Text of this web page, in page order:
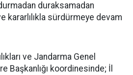
duraksamadan
kararlılıkla sürdürmeye devam
ve Jandarma Genel
Başkanlığı koordinesinde; İl